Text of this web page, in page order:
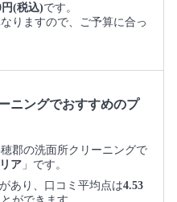
円(税込)です。
りますので、ご予算に合っ
ニングでおすすめのプ
郡の洗面所クリーニングで
ア 」です。
あり、口コミ平均点は4.53
ができます。